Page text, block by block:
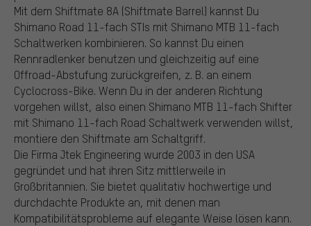
Mit dem Shiftmate 8A (Shiftmate Barrel) kannst Du
Shimano Road 11-fach STIs mit Shimano MTB 11-fach
Schaltwerken kombinieren. So kannst Du einen
Rennradlenker benutzen und gleichzeitig auf eine
Offroad-Abstufung zurückgreifen, z. B. an einem
Cyclocross-Bike. Wenn Du in der anderen Richtung
vorgehen willst, also einen Shimano MTB 11-fach Shifter
mit Shimano 11-fach Road Schaltwerk verwenden willst,
montiere den Shiftmate am Schaltgriff.
Die Firma Jtek Engineering wurde 2003 in den USA
gegründet und hat ihren Sitz mittlerweile in
Großbritannien. Sie bietet qualitativ hochwertige und
durchdachte Produkte an, mit denen man
Kompatibilitätsprobleme auf elegante Weise lösen kann.